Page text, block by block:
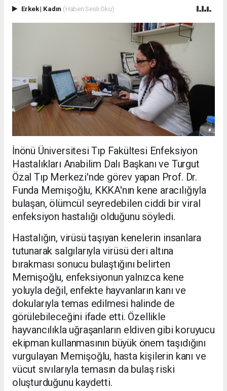
Erkek| Kadın (Haberi Sesli Oku)
İnönü Üniversitesi Tıp Fakültesi Enfeksiyon
Hastalıkları Anabilim Dalı Başkanı ve Turgut
Özal Tıp Merkezi'nde görev yapan Prof. Dr.
Funda Memişoğlu, KKKA'nın kene aracılığıyla
bulaşan, ölümcül seyredebilen ciddi bir viral
enfeksiyon hastalığı olduğunu söyledi.
Hastalığın, virüsü taşıyan kenelerin insanlara
tutunarak salgılarıyla virüsü deri altına
bırakması sonucu bulaştığını belirten
Memişoğlu, enfeksiyonun yalnızca kene
yoluyla değil, enfekte hayvanların kanı ve
dokularıyla temas edilmesi halinde de
görülebileceğini ifade etti. Özellikle
hayvancılıkla uğraşanların eldiven gibi koruyucu
ekipman kullanmasının büyük önem taşıdığını
vurgulayan Memişoğlu, hasta kişilerin kanı ve
vücut sıvılarıyla temasın da bulaş riski
oluşturduğunu kaydetti.